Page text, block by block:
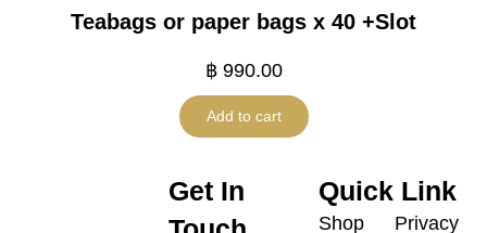
Teabags or paper bags x 40 +Slot
฿990.00
Add to cart
Quick Link
Shop Privacy
Get In